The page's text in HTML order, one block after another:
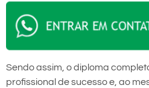
Sendo assim, o diploma
profissional de sucesso e, ao